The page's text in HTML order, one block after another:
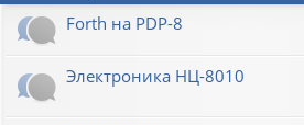
Forth на PDP-8
Электроника НЦ-8010